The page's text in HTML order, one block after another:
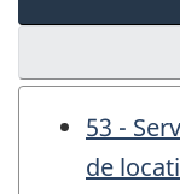
53 -
de